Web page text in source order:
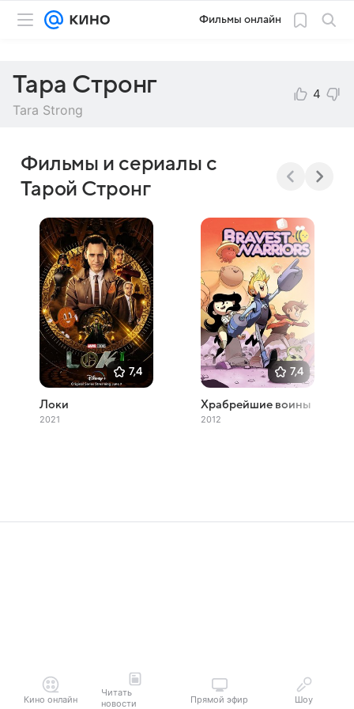
Фильмы онлайн
Тара Стронг
Tara Strong
4
Фильмы и сериалы с
Тарой Стронг
7,4
Локи
2021
7,4
Храбрейшие воины
2012
Кино онлайн
Читать
новости
Прямой эфир Шоу